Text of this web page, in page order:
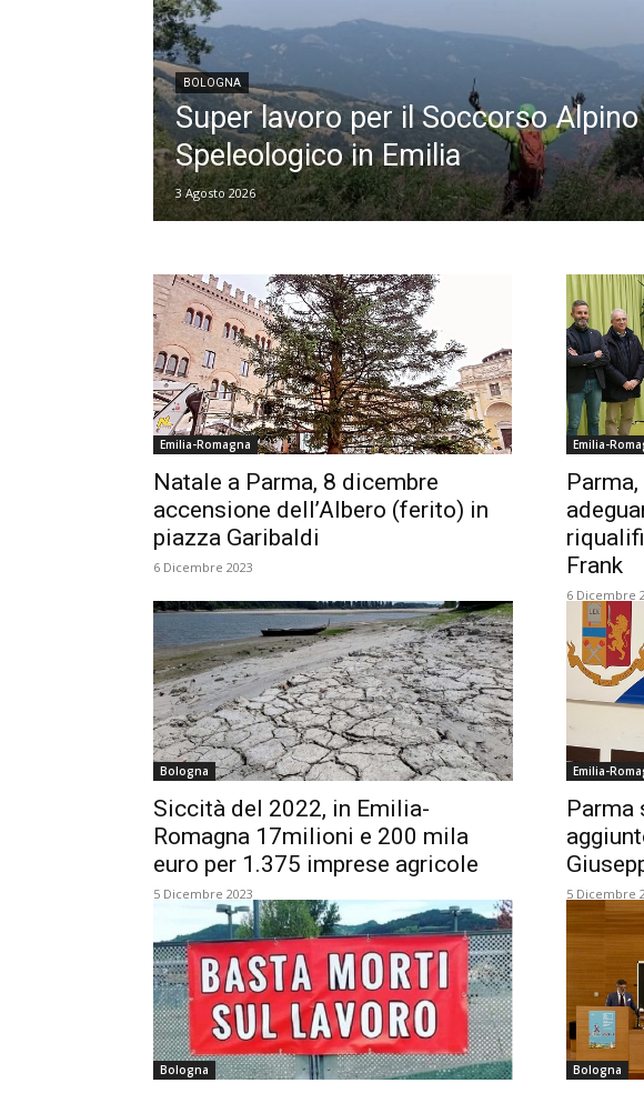
BOLOGNA
Super lavoro per il Soccorso Alpino
Speleologico in Emilia
3 Agosto 2026
Emilia-Romagna
Natale a Parma, 8 dicembre
accensione dell’Albero (ferito) in
piazza Garibaldi
6 Dicembre 2023
Emilia-
Frank
6 Dicembre
Bologna
Siccità del 2022, in Emilia-
Romagna 17milioni e 200 mila
euro per 1.375 imprese agricole
5 Dicembre 2023
Emilia-
Parma
5 Dicembre
Bologna Bologna